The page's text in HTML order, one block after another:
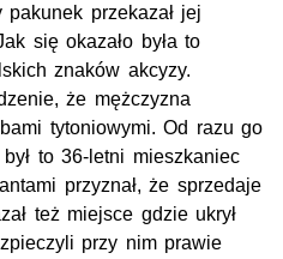
przekazał jej
się okazało była to
znaków akcyzy.
że mężczyzna
tytoniowymi. Od razu go
to 36-letni mieszkaniec
przyznał, że sprzedaje
też miejsce gdzie ukrył
przy nim prawie